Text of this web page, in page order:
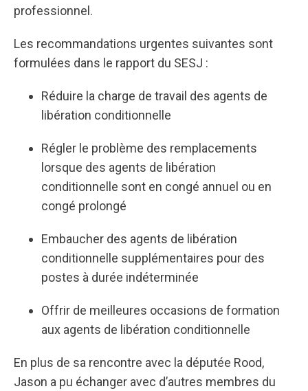
professionnel.
Les recommandations urgentes suivantes sont
formulées dans le rapport du SESJ :
Réduire la charge de travail des agents de
libération conditionnelle
Régler le problème des remplacements
lorsque des agents de libération
conditionnelle sont en congé annuel ou en
congé prolongé
Embaucher des agents de libération
conditionnelle supplémentaires pour des
postes à durée indéterminée
Offrir de meilleures occasions de formation
aux agents de libération conditionnelle
En plus de sa rencontre avec la députée Rood,
Jason a pu échanger avec d’autres membres du